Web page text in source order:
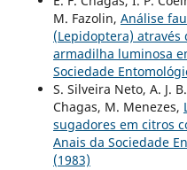
M. Fazolin, Análise
(Lepidoptera) através
armadilha luminosa
Sociedade
S. Silveira Neto, A. J.
Chagas, M. Menezes,
sugadores em citros
Anais da Sociedade
(1983)